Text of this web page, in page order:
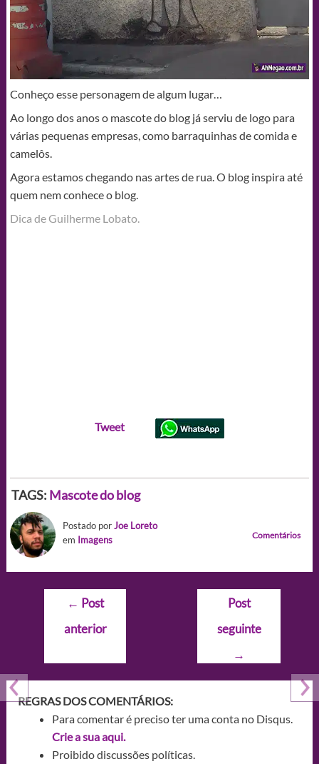
Conheço esse personagem de algum lugar…
Ao longo dos anos o mascote do blog já serviu de logo para
várias pequenas empresas, como barraquinhas de comida e
camelôs.
Agora estamos chegando nas artes de rua. O blog inspira até
quem nem conhece o blog.
Dica de Guilherme Lobato.
Tweet
TAGS: Mascote do blog
Postado porJoe Loreto
em Imagens Comentários
Navegação
Post
← Post
anterior
Post
seguinte
→
REGRAS DOS COMENTÁRIOS:
Para comentar é preciso ter uma conta no Disqus.
Crie a sua aqui.
Proibido discussões políticas.